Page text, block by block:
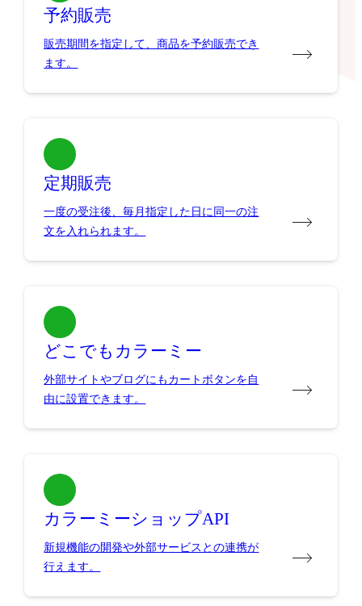
予約販売
販売期間を指定して、商品を予約販売でき
ます。
定期販売
一度の受注後、毎月指定した日に同一の注
文を入れられます。
どこでもカラーミー
外部サイトやブログにもカートボタンを自
由に設置できます。
カラーミーショップAPI
新規機能の開発や外部サービスとの連携が
行えます。